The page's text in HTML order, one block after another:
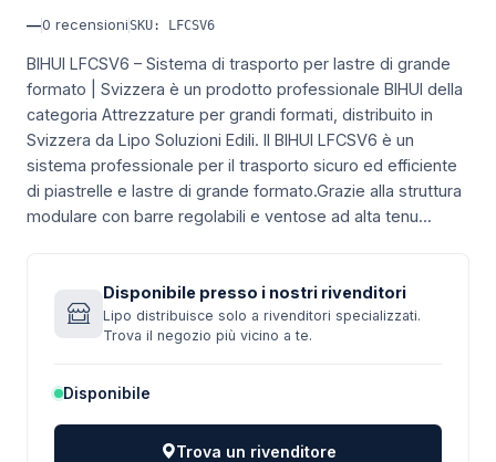
—0 recensioniSKU: LFCSV6
BIHUI LFCSV6 – Sistema di trasporto per lastre di grande
formato | Svizzera è un prodotto professionale BIHUI della
categoria Attrezzature per grandi formati, distribuito in
Svizzera da Lipo Soluzioni Edili. Il BIHUI LFCSV6 è un
sistema professionale per il trasporto sicuro ed efficiente
di piastrelle e lastre di grande formato.Grazie alla struttura
modulare con barre regolabili e ventose ad alta tenu...
Disponibile presso i nostri rivenditori
Lipo distribuisce solo a rivenditori specializzati.
Trova il negozio più vicino a te.
Disponibile
Trova un rivenditore